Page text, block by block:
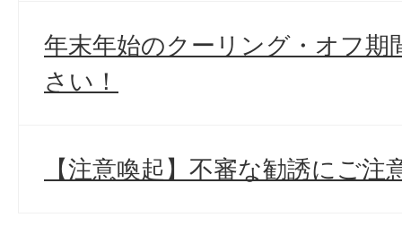
年末年始のクーリング・オフ期
さい！
【注意喚起】不審な勧誘にご注